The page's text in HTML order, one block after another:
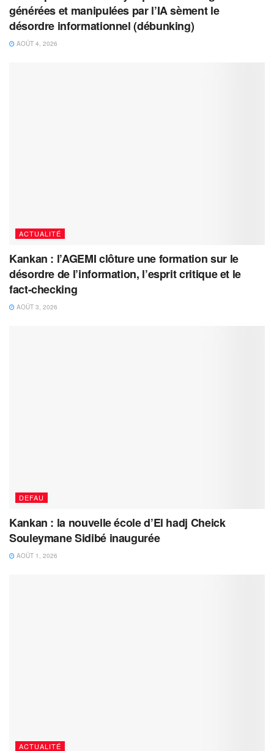
générées et manipulées par l’IA sèment le
désordre informationnel (débunking)
AOÛT 4, 2026
ACTUALITÉ
Kankan : l’AGEMI clôture une formation sur le
désordre de l’information, l’esprit critique et le
fact-checking
AOÛT 3, 2026
DEFAU
Kankan : la nouvelle école d’El hadj Cheick
Souleymane Sidibé inaugurée
AOÛT 1, 2026
ACTUALITÉ